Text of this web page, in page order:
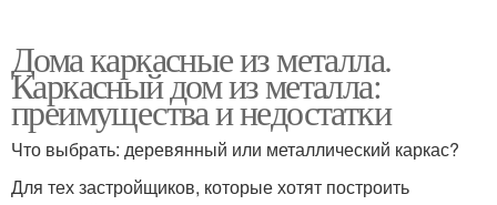
Дома каркасные из металла.
Каркасный дом из металла:
преимущества и недостатки
Что выбрать: деревянный или металлический каркас?
Для тех застройщиков, которые хотят построить